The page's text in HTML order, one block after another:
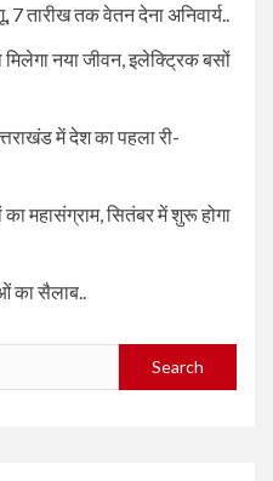
तारीख तक वेतन देना अनिवार्य..
मिलेगा नया जीवन, इलेक्ट्रिक बसों
में देश का पहला री-
महासंग्राम, सितंबर में शुरू होगा
का सैलाब..